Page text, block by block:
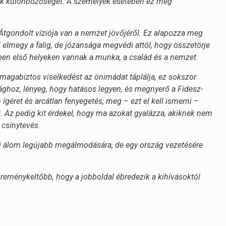
víziója van a nemzet jövőjéről. Ez alapozza meg
a falig, de józansága megvédi attól, hogy összetörje
első helyeken vannak a munka, a család és a nemzet.
viselkedést az önimádat táplálja, ez sokszor
lényeg, hogy hatásos legyen, és megnyerő a Fidesz-
és arcátlan fenyegetés, meg – ezt el kell ismerni –
pedig kit érdekel, hogy ma azokat gyalázza, akiknek nem
legújabb megálmodására, de egy ország vezetésére
hogy a jobboldal ébredezik a kihívásoktól